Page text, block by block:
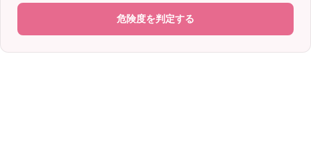
危険度を判定する